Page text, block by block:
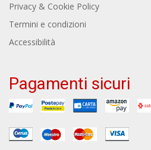
Privacy & Cookie Policy
Termini e condizioni
Accessibilità
Pagamenti sicuri